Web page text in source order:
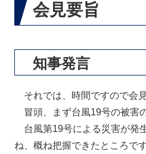
会見要旨
知事発言
それでは、時間ですので会
冒頭、まず台風19号の被害
台風第19号による災害が発
ね、概ね把握できたところです